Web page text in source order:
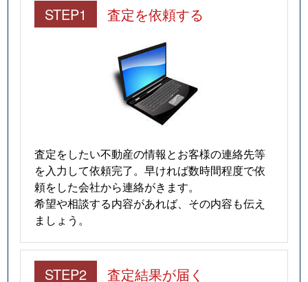
STEP1 査定を依頼する
査定をしたい不動産の情報とお客様の連絡先等
を入力して依頼完了。早ければ数時間程度で依
頼をした会社から連絡がきます。
希望や相談する内容があれば、その内容も伝え
ましょう。
STEP2 査定結果が届く